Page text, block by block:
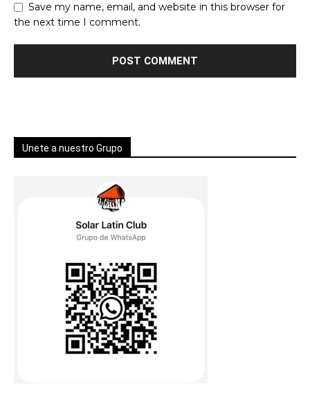
Save my name, email, and website in this browser for
the next time I comment.
Unete a nuestro Grupo